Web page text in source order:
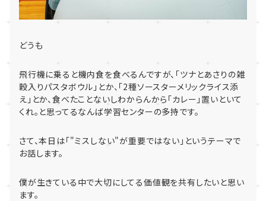
どうも
飛行機に乗ると機内食を食べるんですが、「ツナとあさりの雑
穀入りパスタボウル」とか、「2種ソースターメ リックライス添
え」とか、食べたことないしわからんから「カレー」置いといて
くれ。 と思ってるなんば学習センターの多持です。
さて、本日は「"ミスしない"が重要ではない」 というテーマで
お話します。
僕が生きている中で大切にしてる価値観を共有したいと思い
ます。